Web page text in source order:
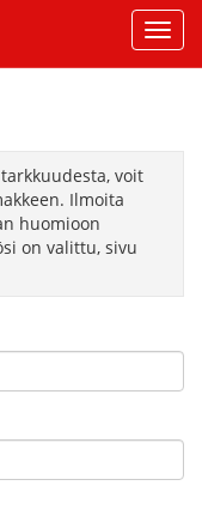
voit
Ilmoita
huomioon
on valittu, sivu